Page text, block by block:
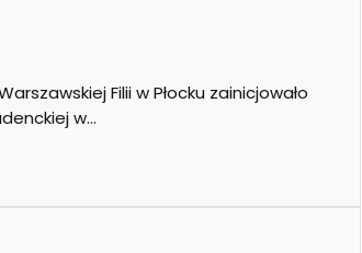
Filii w Płocku zainicjowało
w…